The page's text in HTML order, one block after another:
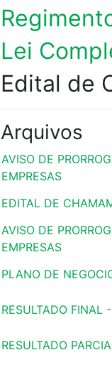
Lei
Edital de
Arquivos
AVISO DE
EMPRESAS
EDITAL DE
AVISO DE
EMPRESAS
PLANO DE
RESULTADO
RESULTADO